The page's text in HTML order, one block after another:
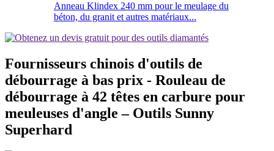
Anneau Klindex 240 mm pour le meulage du
béton, du granit et autres matériaux...
Fournisseurs chinois d'outils de
débourrage à bas prix - Rouleau de
débourrage à 42 têtes en carbure pour
meuleuses d'angle – Outils Sunny
Superhard